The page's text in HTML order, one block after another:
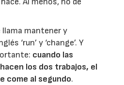
llama mantener y
‘run’ y ‘change’. Y
cuando las
los dos trabajos, el
come al segundo.